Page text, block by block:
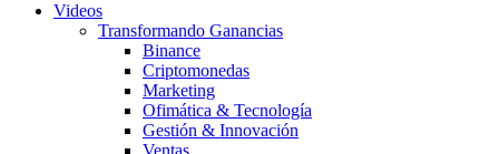
Videos
Transformando Ganancias
Binance
Criptomonedas
Marketing
Ofimática & Tecnología
Gestión & Innovación
Ventas